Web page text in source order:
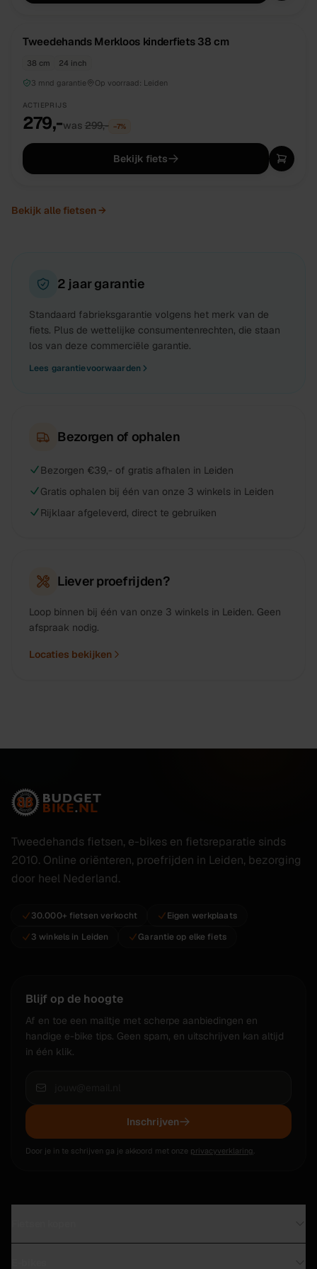
TWEEDEHANDS
Tweedehands Merkloos kinderfiets 38 cm
38 cm
24 inch
3 mnd garantie
Op voorraad: Leiden
ACTIEPRIJS
279,-was 299,- −7%
Bekijk fiets
Bekijk alle fietsen →
2 jaar garantie
Standaard fabrieksgarantie volgens het merk van de
fiets. Plus de wettelijke consumentenrechten, die staan
los van deze commerciële garantie.
Lees garantievoorwaarden
Bezorgen of ophalen
Bezorgen €39,- of gratis afhalen in Leiden
Gratis ophalen bij één van onze 3 winkels in Leiden
Rijklaar afgeleverd, direct te gebruiken
Liever proefrijden?
Loop binnen bij één van onze 3 winkels in Leiden. Geen
afspraak nodig.
Locaties bekijken
Tweedehands fietsen, e-bikes en fietsreparatie sinds
2010. Online oriënteren, proefrijden in Leiden, bezorging
door heel Nederland.
30.000+ fietsen verkocht
Eigen werkplaats
3 winkels in Leiden
Garantie op elke fiets
Blijf op de hoogte
Af en toe een mailtje met scherpe aanbiedingen en
handige e-bike tips. Geen spam, en uitschrijven kan altijd
in één klik.
Inschrijven
Door je in te schrijven ga je akkoord met onze privacyverklaring.